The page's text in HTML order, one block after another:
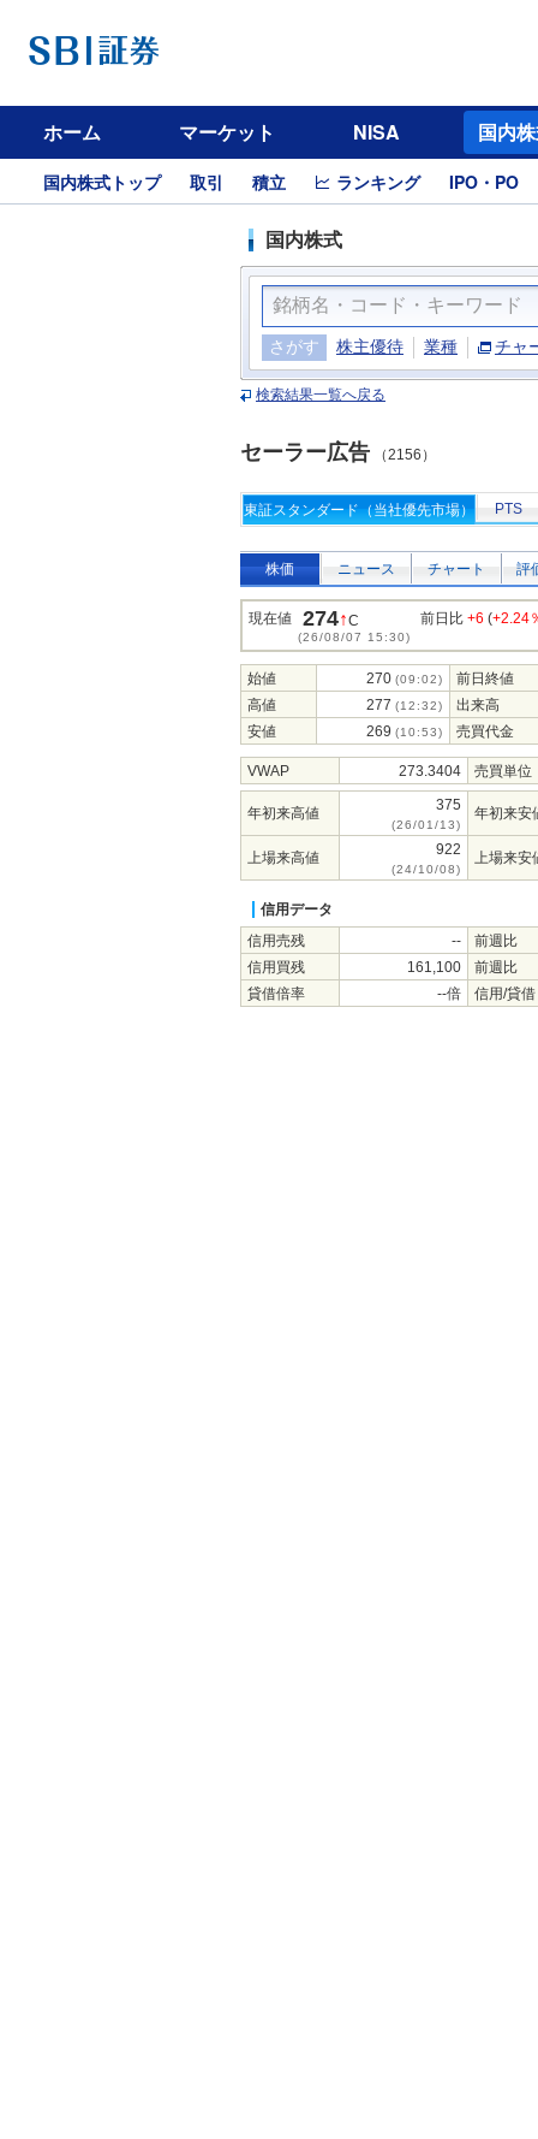
ホーム マーケット NISA 国内
国内株式トップ 取引 積立 ランキング IPO・PO
国内株式
さがす 株主優待 業種 チャ
検索結果一覧へ戻る
セーラー広告 （2156）
東証スタンダード（当社優先市場） PTS
株価 ニュース チャート 評
現在値 274↑C
(26/08/07 15:30)
前日比 +6 (+2.24
始値 270 (09:02)
前日終値
高値
277 (12:32)
出来高
安値
269 (10:53) 売買代金
VWAP 273.3404 売買単位
年初来高値 375
(26/01/13)
年初来安
上場来高値 922
(24/10/08)
上場来安
信用データ
信用売残
--
前週比
信用買残
161,100
前週比
貸借倍率
--倍 信用/貸借